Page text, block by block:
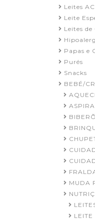
Leites AC
Leite
Leites
Papas e
Purés
Snacks
BEBÉ/
MUDA
LEITE